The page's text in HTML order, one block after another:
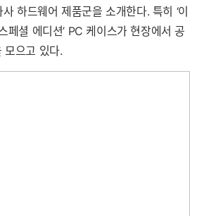
하드웨어 제품군을 소개한다. 특히 ‘이
페셜 에디션’ PC 케이스가 현장에서 공
모으고 있다.